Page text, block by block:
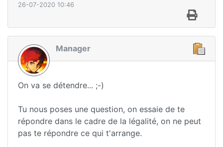
26-07-2020 10:46
Manager
On va se détendre... ;-)
Tu nous poses une question, on essaie de te
répondre dans le cadre de la légalité, on ne peut
pas te répondre ce qui t'arrange.